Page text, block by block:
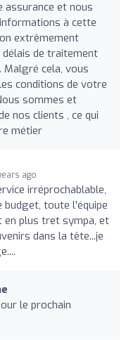
assurance et nous
à cette
extrêmement
de traitement
cela, vous
conditions de votre
sommes et
nos clients , ce qui
métier
ago
irréprochablable,
toute l'équipe
en plus tret sympa, et
dans la tête...je
le prochain